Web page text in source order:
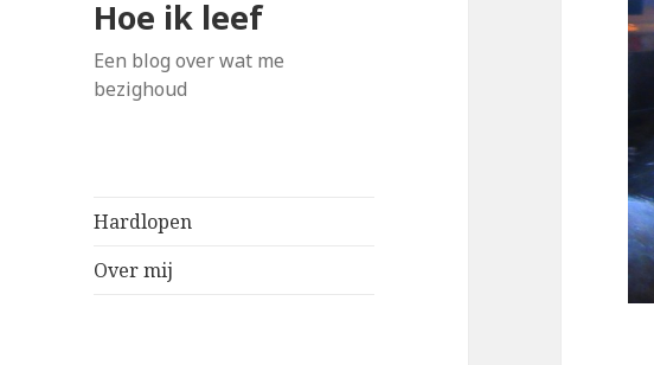
Hoe ik leef
Een blog over wat me
bezighoud
Hardlopen
Over mij